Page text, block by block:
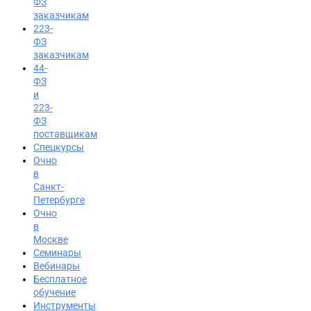
Вход на портал
8 (812) 602-72-29
заказчикам
223-
ФЗ
заказчикам
44-
ФЗ
и
223-
ФЗ
поставщикам
Спецкурсы
Очно
в
Санкт-
Петербурге
Очно
в
Москве
Семинары
Вебинары
Бесплатное
обучение
Инструменты